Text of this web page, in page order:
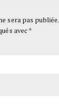
sera pas publiée.
avec *